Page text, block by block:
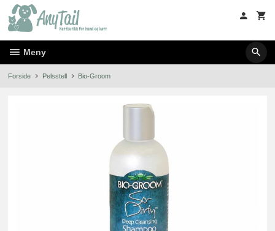
innholdet
Meny
Forside Pelsstell Bio-Groom